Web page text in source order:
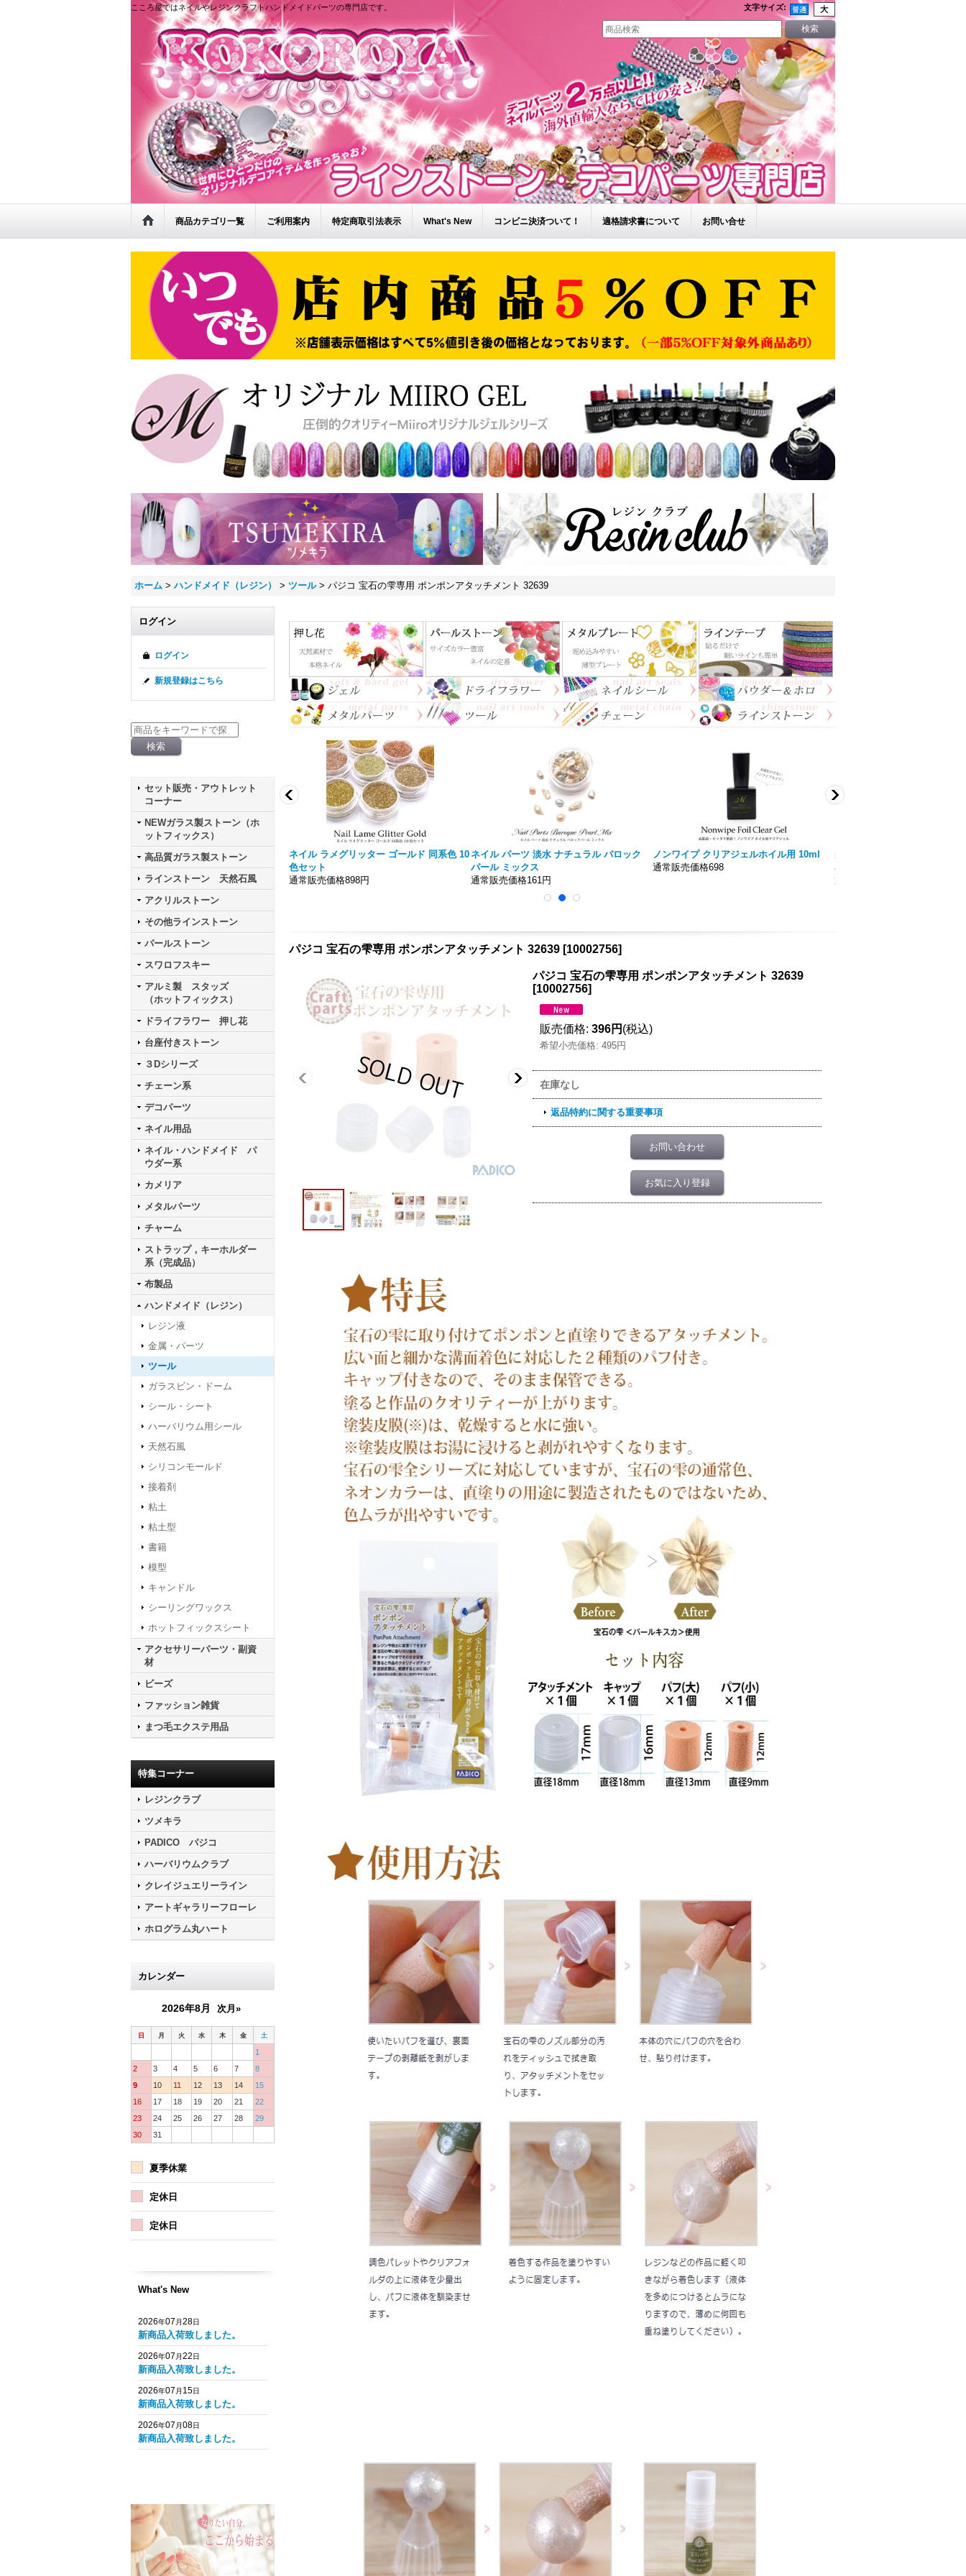
こころ屋ではネイルやレジンクラフトハンドメイドパーツの専門店です。 文字サイズ:
商品カテゴリ一覧 ご利用案内 特定商取引法表示 What's New コンビニ決済ついて！ 適格請求書について お問い合せ
ホーム > ハンドメイド（レジン） > ツール > パジコ 宝石の雫専用 ポンポンアタッチメント 32639
ログイン
ログイン
新規登録はこちら
セット販売・アウトレット
コーナー
NEWガラス製ストーン（ホ
ットフィックス）
高品質ガラス製ストーン
ラインストーン 天然石風
アクリルストーン
その他ラインストーン
パールストーン
スワロフスキー
アルミ製 スタッズ
（ホットフィックス）
ドライフラワー 押し花
台座付きストーン
３Dシリーズ
チェーン系
デコパーツ
ネイル用品
ネイル・ハンドメイド パ
ウダー系
カメリア
メタルパーツ
チャーム
ストラップ，キーホルダー
系（完成品）
布製品
ハンドメイド（レジン）
レジン液
金属・パーツ
ツール
ガラスビン・ドーム
シール・シート
ハーバリウム用シール
天然石風
シリコンモールド
接着剤
粘土
粘土型
書籍
模型
キャンドル
シーリングワックス
ホットフィックスシート
アクセサリーパーツ・副資
材
ビーズ
ファッション雑貨
まつ毛エクステ用品
特集コーナー
レジンクラブ
ツメキラ
PADICO パジコ
ハーバリウムクラブ
クレイジュエリーライン
アートギャラリーフローレ
ホログラム丸ハート
カレンダー
2026年8月 次月»
日 月 火 水 木 金 土
1
2
3 4 5 6 7
8
9
10 11 12 13 14
15
16
17 18 19 20 21
22
23
24 25 26 27 28
29
30
31
夏季休業
定休日
定休日
What's New
2026年07 月28日
新商品入荷致しました。
2026年07 月22日
新商品入荷致しました。
2026年07 月 15日
新商品入荷致しました。
2026年07 月08日
新商品入荷致しました。
ニュアンス メタリック クロムパウダー ケ
ース入り
通常販売価格303円
ネイル ラメグリッター ゴールド 同系色 10
色セット
通常販売価格898円
ネイル パーツ 淡水 ナチュラル バロック
パール ミックス
通常販売価格161円
ノンワイプ クリアジェルホイル用 10ml
通常販売価格698
美色 Miiro】ノンワイプトッ
容量15ｍｌ 拭き取り不要！！
通常販売価格777円〜
パジコ 宝石の雫専用 ポンポンアタッチメント 32639 [10002756]
パジコ 宝石の雫専用 ポンポンアタッチメント 32639
[10002756]
販売価格: 396円 (税込)
希望小売価格: 495円
在庫なし
返品特約に関する重要事項
お問い合わせ
お気に入り登録